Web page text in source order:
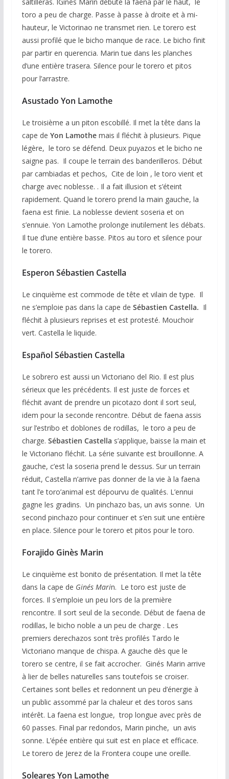
toro a peu de charge. Passe à passe à droite et à mi-
hauteur, le Victorinao ne transmet rien. Le torero est
aussi profilé que le bicho manque de race. Le bicho finit
par partir en querencia. Marin tue dans les planches
d’une entière trasera. Silence pour le torero et pitos
pour l’arrastre.
Asustado Yon Lamothe
Le troisième a un piton escobillé. Il met la tête dans la
cape de Yon Lamothemais il fléchit à plusieurs. Pique
légère, le toro se défend. Deux puyazos et le bicho ne
saigne pas. Il coupe le terrain des banderilleros. Début
par cambiadas et pechos, Cite de loin , le toro vient et
charge avec noblesse. . Il a fait illusion et s’éteint
rapidement. Quand le torero prend la main gauche, la
faena est finie. La noblesse devient soseria et on
s’ennuie. Yon Lamothe prolonge inutilement les débats.
Il tue d’une entière basse. Pitos au toro et silence pour
le torero.
Esperon Sébastien Castella
Le cinquième est commode de tête et vilain de type. Il
ne s’emploie pas dans la cape de Sébastien Castella. Il
fléchit à plusieurs reprises et est protesté. Mouchoir
vert. Castella le liquide.
Español Sébastien Castella
Le sobrero est aussi un Victoriano del Rio. Il est plus
sérieux que les précédents. Il est juste de forces et
fléchit avant de prendre un picotazo dont il sort seul,
idem pour la seconde rencontre. Début de faena assis
sur l’estribo et doblones de rodillas, le toro a peu de
charge. Sébastien Castella s’applique, baisse la main et
le Victoriano fléchit. La série suivante est brouillonne. A
gauche, c’est la soseria prend le dessus. Sur un terrain
réduit, Castella n’arrive pas donner de la vie à la faena
tant l’e toro’animal est dépourvu de qualités. L’ennui
gagne les gradins. Un pinchazo bas, un avis sonne. Un
second pinchazo pour continuer et s’en suit une entière
en place. Silence pour le torero et pitos pour le toro.
Forajido Ginès Marin
Le cinquième est bonito de présentation. Il met la tête
dans la cape de Ginés Marin. Le toro est juste de
forces. Il s’emploie un peu lors de la première
rencontre. Il sort seul de la seconde. Début de faena de
rodillas, le bicho noble a un peu de charge . Les
premiers derechazos sont très profilés Tardo le
Victoriano manque de chispa. A gauche dès que le
torero se centre, il se fait accrocher. Ginés Marin arrive
à lier de belles naturelles sans toutefois se croiser.
Certaines sont belles et redonnent un peu d’énergie à
un public assommé par la chaleur et des toros sans
intérêt. La faena est longue, trop longue avec près de
60 passes. Final par redondos, Marin pinche, un avis
sonne. L’épée entière qui suit est en place et efficace.
Le torero de Jerez de la Frontera coupe une oreille.
Soleares Yon Lamothe